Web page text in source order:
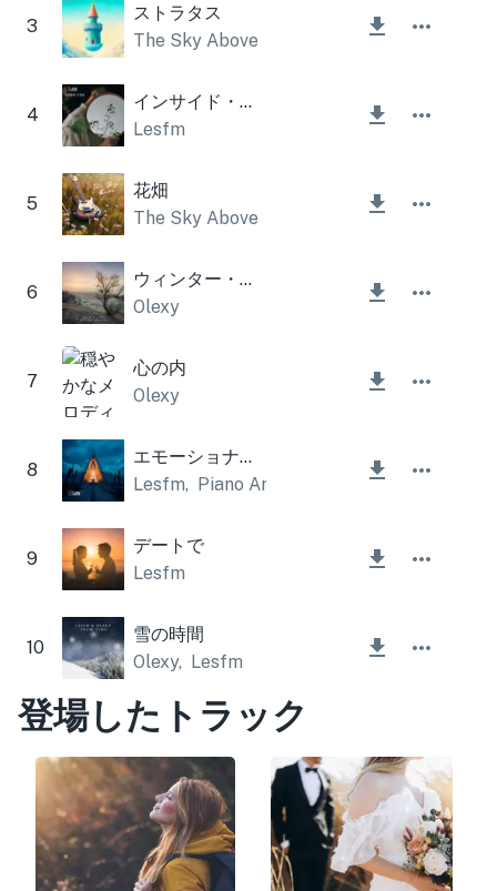
3
ストラタス
The Sky Above
4
インサイド・アウト
Lesfm
5
花畑
The Sky Above
6
ウィンター・グッバイ
Olexy
7
心の内
Olexy
8
エモーショナル シネマティック アンビエント
Lesfm, Piano Amor
9
デートで
Lesfm
10
雪の時間
Olexy, Lesfm
登場したトラック